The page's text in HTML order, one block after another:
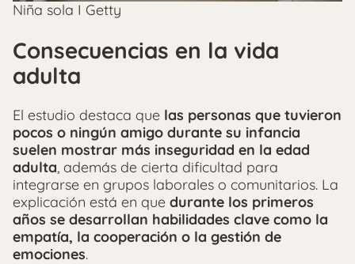
Niña sola I Getty
Consecuencias en la vida
adulta
El estudio destaca que las personas que tuvieron
pocos o ningún amigo durante su infancia
suelen mostrar más inseguridad en la edad
adulta, además de cierta dificultad para
integrarse en grupos laborales o comunitarios. La
explicación está en que durante los primeros
años se desarrollan habilidades clave como la
empatía, la cooperación o la gestión de
emociones.